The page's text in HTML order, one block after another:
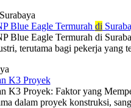
Blue Eagle Termurah di
Blue Eagle Termurah di
terutama bagi pekerja yang
K3 Proyek
K3 Proyek: Faktor yang
dalam proyek konstruksi,